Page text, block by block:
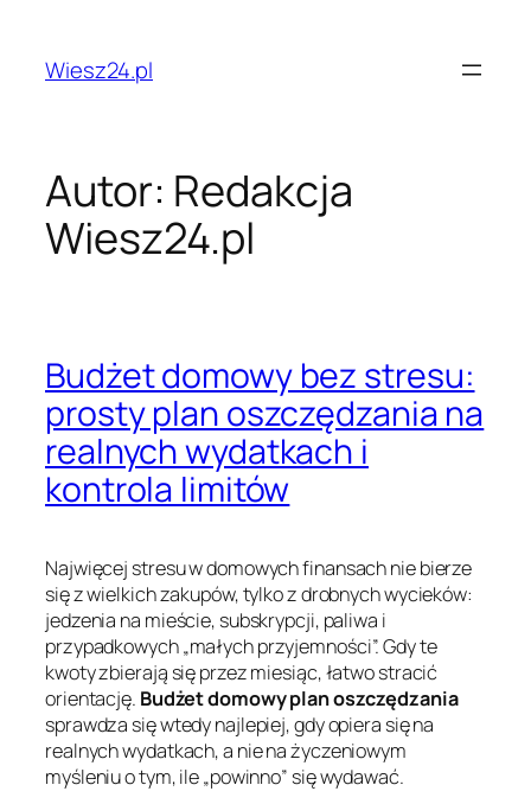
treściWiesz24.pl
Autor: Redakcja
Wiesz24.pl
Budżet domowy bez stresu:
prosty plan oszczędzania na
realnych wydatkach i
kontrola limitów
Najwięcej stresu w domowych finansach nie bierze
się z wielkich zakupów, tylko z drobnych wycieków:
jedzenia na mieście, subskrypcji, paliwa i
przypadkowych „małych przyjemności”. Gdy te
kwoty zbierają się przez miesiąc, łatwo stracić
orientację. Budżet domowy plan oszczędzania
sprawdza się wtedy najlepiej, gdy opiera się na
realnych wydatkach, a nie na życzeniowym
myśleniu o tym, ile „powinno” się wydawać.